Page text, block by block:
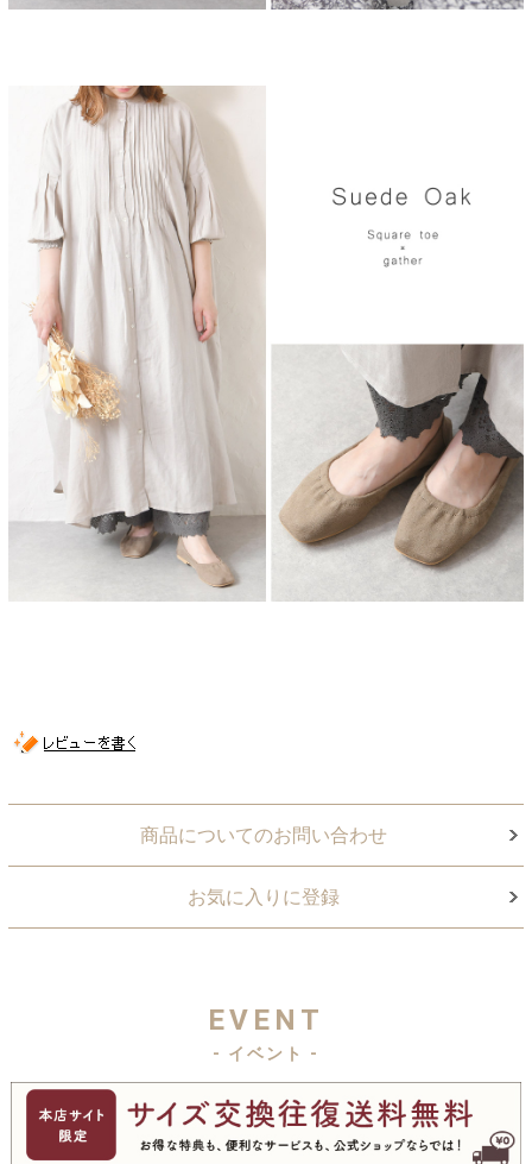
商品についてのお問い合わせ
お気に入りに登録
EVENT
- イベント -